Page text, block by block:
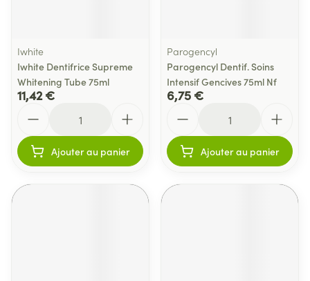
Iwhite
Iwhite Dentifrice Supreme
Whitening Tube 75ml
11,42 €
Ajouter au panier
Parogencyl
Parogencyl Dentif. Soins
Intensif Gencives 75ml Nf
6,75 €
Ajouter au panier